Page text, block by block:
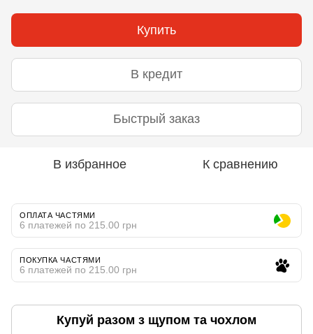
Купить
В кредит
Быстрый заказ
В избранное К сравнению
ОПЛАТА ЧАСТЯМИ
6 платежей по 215.00 грн
ПОКУПКА ЧАСТЯМИ
6 платежей по 215.00 грн
Купуй разом з щупом та чохлом